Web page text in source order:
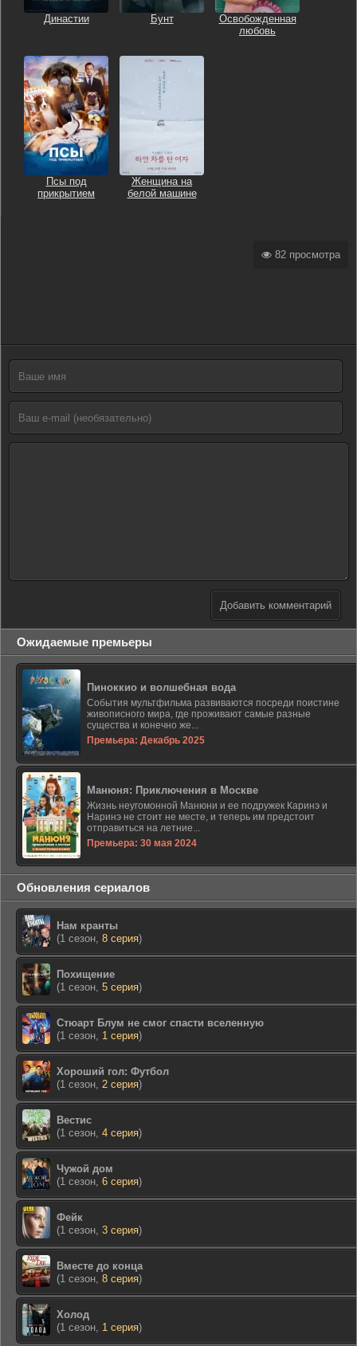
Династии Бунт
Освобожденная
любовь
Псы под
прикрытием
Женщина на
белой машине
82 просмотра
Добавить комментарий
Ожидаемые премьеры
Пиноккио и волшебная вода
События мультфильма развиваются посреди поистине
живописного мира, где проживают самые разные
существа и конечно же...
Премьера: Декабрь 2025
Манюня: Приключения в Москве
Жизнь неугомонной Манюни и ее подружек Каринэ и
Наринэ не стоит не месте, и теперь им предстоит
отправиться на летние...
Премьера: 30 мая 2024
Обновления сериалов
Нам кранты
(1 сезон, 8 серия)
Похищение
(1 сезон, 5 серия)
Стюарт Блум не смог спасти вселенную
(1 сезон, 1 серия)
Хороший гол: Футбол
(1 сезон, 2 серия)
Вестис
(1 сезон, 4 серия)
Чужой дом
(1 сезон, 6 серия)
Фейк
(1 сезон, 3 серия)
Вместе до конца
(1 сезон, 8 серия)
Холод
(1 сезон, 1 серия)